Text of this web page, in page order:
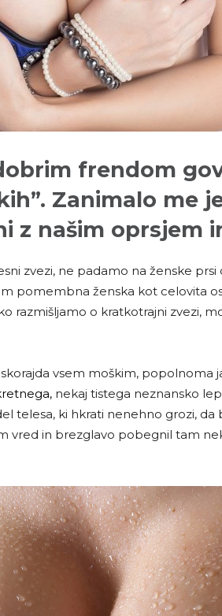
frendom
Zanimalo me
z našim oprsjem
zvezi, ne padamo na ženske
pomembna ženska kot celovita
razmišljamo o kratkotrajni zvezi,
vsem moškim, popolnoma
nekaj tistega neznansko
telesa, ki hkrati nenehno grozi, da
vred in brezglavo pobegnil tam